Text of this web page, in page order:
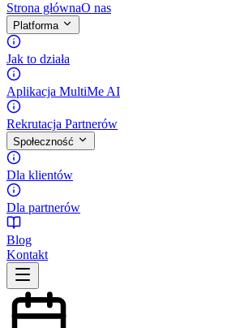
Strona głównaO nas
Platforma
Jak to działa
Aplikacja MultiMe AI
Rekrutacja Partnerów
Społeczność
Dla klientów
Dla partnerów
Blog
Kontakt